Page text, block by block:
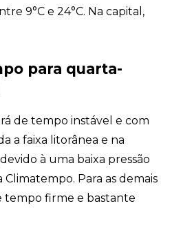
9°C e 24°C. Na capital,
para quarta-
de tempo instável e com
a faixa litorânea e na
à uma baixa pressão
Climatempo. Para as demais
tempo firme e bastante